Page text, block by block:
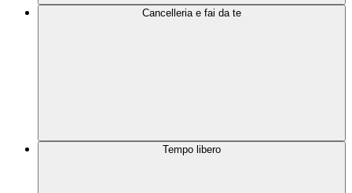
Cancelleria e fai da te
Tempo libero